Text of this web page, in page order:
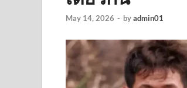
May 14, 2026 - byadmin01